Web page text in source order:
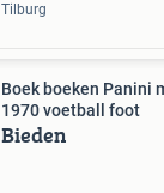
Tilburg
Boek boeken Panini
1970 voetball foot
Bieden